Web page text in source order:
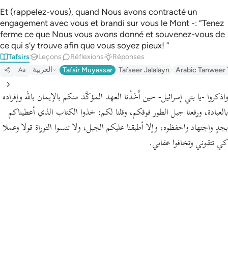
Et (rappelez-vous), quand Nous avons contracté un
engagement avec vous et brandi sur vous le Mont -: “Tenez
ferme ce que Nous vous avons donné et souvenez-vous de
ce qui s’y trouve afin que vous soyez pieux! ”
Tafsirs Leçons Réflexions Réponses
Aa العربية Tafsir Muyassar Tafseer Jalalayn Arabic Tanweer
واذكروا -يا بني إسرائيل- حين أَخَذْنا العهد المؤكَّد منكم بالإيمان بالله وإفراده
بالعبادة، ورفعنا جبل الطور فوقكم، وقلنا لكم: خذوا الكتاب الذي أعطيناكم
بجدٍ واجتهاد واحفظوه، وإلا أطبقنا عليكم الجبل، ولا تنسوا التوراة قولا وعملا
كي تتقوني وتخافوا عقابي.